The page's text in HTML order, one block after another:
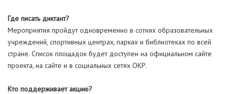
Где писать диктант?
Мероприятия пройдут одновременно в сотнях образовательных
учреждений, спортивных центрах, парках и библиотеках по всей
стране. Список площадок будет доступен на официальном сайте
проекта, на сайте и в социальных сетях ОКР.
Кто поддерживает акцию?